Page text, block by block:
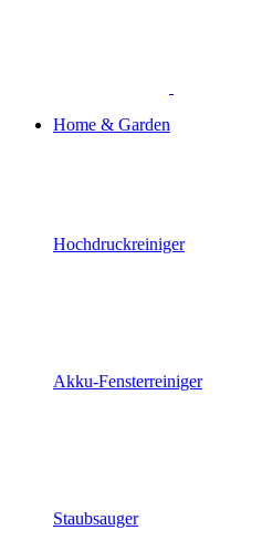
Home & Garden
Hochdruckreiniger
Akku-Fensterreiniger
Staubsauger